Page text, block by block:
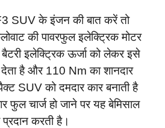
SUV के इंजन की बात करें तो
की पावरफुल इलेक्ट्रिक मोटर
बैटरी इलेक्ट्रिक ऊर्जा को लेकर इसे
है और 110 Nm का शानदार
SUV को दमदार कार बनाती है
फुल चार्ज हो जाने पर यह बेमिसाल
करती है।